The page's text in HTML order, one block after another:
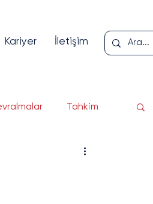
Kariyer İletişim
Tahkim